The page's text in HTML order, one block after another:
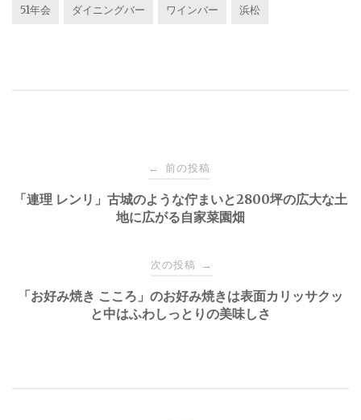
51年会 ダイニングバー ワインバー 浜松
稿
ビ
← 前の投稿
「連理 レンリ」古城のような佇まいと2800坪の広大な土
地に広がる自家菜園畑
次の投稿 →
「お好み焼き こころ」のお好み焼きは表面カリッサクッ
と中はふわしっとりの美味しさ